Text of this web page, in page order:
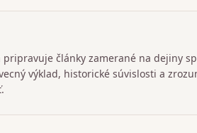
pripravuje články zamerané na dejiny
výklad, historické súvislosti a